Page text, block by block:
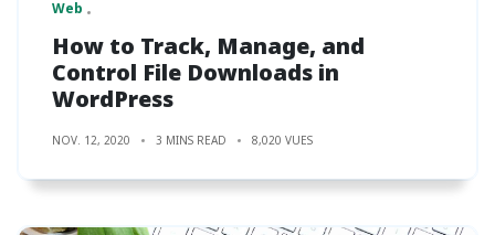
Web
How to Track, Manage, and
Control File Downloads in
WordPress
NOV. 12, 2020 3 MINS READ 8,020 VUES